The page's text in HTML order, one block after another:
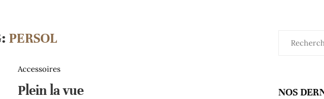
PERSOL
Accessoires
Plein la vue NOS